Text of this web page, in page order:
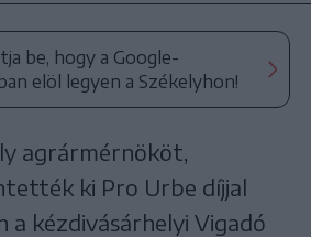
be, hogy a Google-
elöl legyen a Székelyhon!
agrármérnököt,
ki Pro Urbe díjjal
a kézdivásárhelyi Vigadó